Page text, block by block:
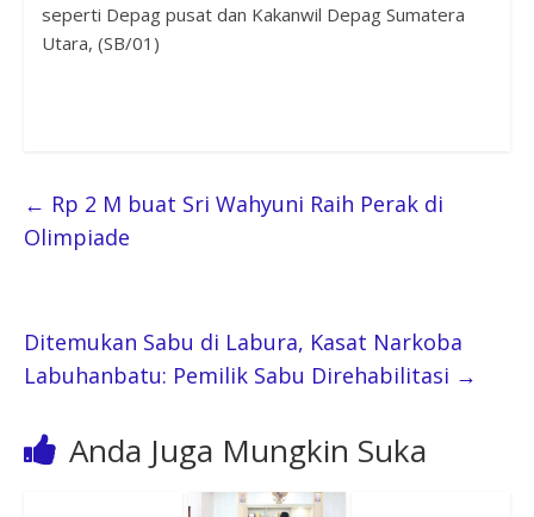
seperti Depag pusat dan Kakanwil Depag Sumatera
Utara, (SB/01)
← Rp 2 M buat Sri Wahyuni Raih Perak di
Olimpiade
Ditemukan Sabu di Labura, Kasat Narkoba
Labuhanbatu: Pemilik Sabu Direhabilitasi →
Anda Juga Mungkin Suka